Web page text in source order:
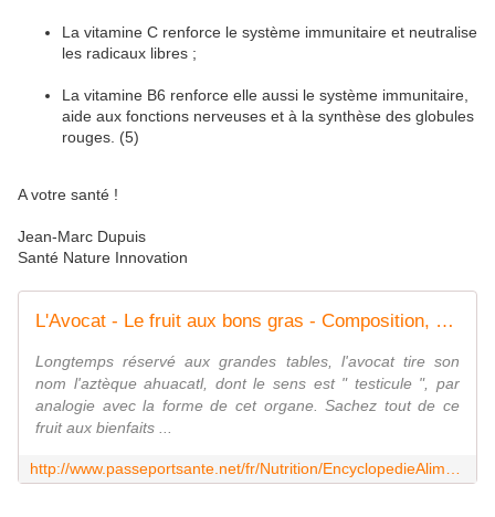
La vitamine C renforce le système immunitaire et neutralise
les radicaux libres ;
La vitamine B6 renforce elle aussi le système immunitaire,
aide aux fonctions nerveuses et à la synthèse des globules
rouges. (5)
A votre santé !
Jean-Marc Dupuis
Santé Nature Innovation
L'Avocat - Le fruit aux bons gras - Composition, Bienfaits, Recettes
Longtemps réservé aux grandes tables, l'avocat tire son
nom l'aztèque ahuacatl, dont le sens est " testicule ", par
analogie avec la forme de cet organe. Sachez tout de ce
fruit aux bienfaits ...